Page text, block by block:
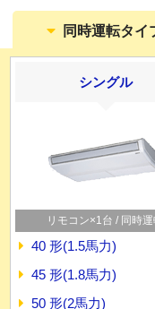
同時運転タイ
シングル
リモコン×1台 / 同時
40 形(1.5馬力)
45 形(1.8馬力)
50 形(2馬力)